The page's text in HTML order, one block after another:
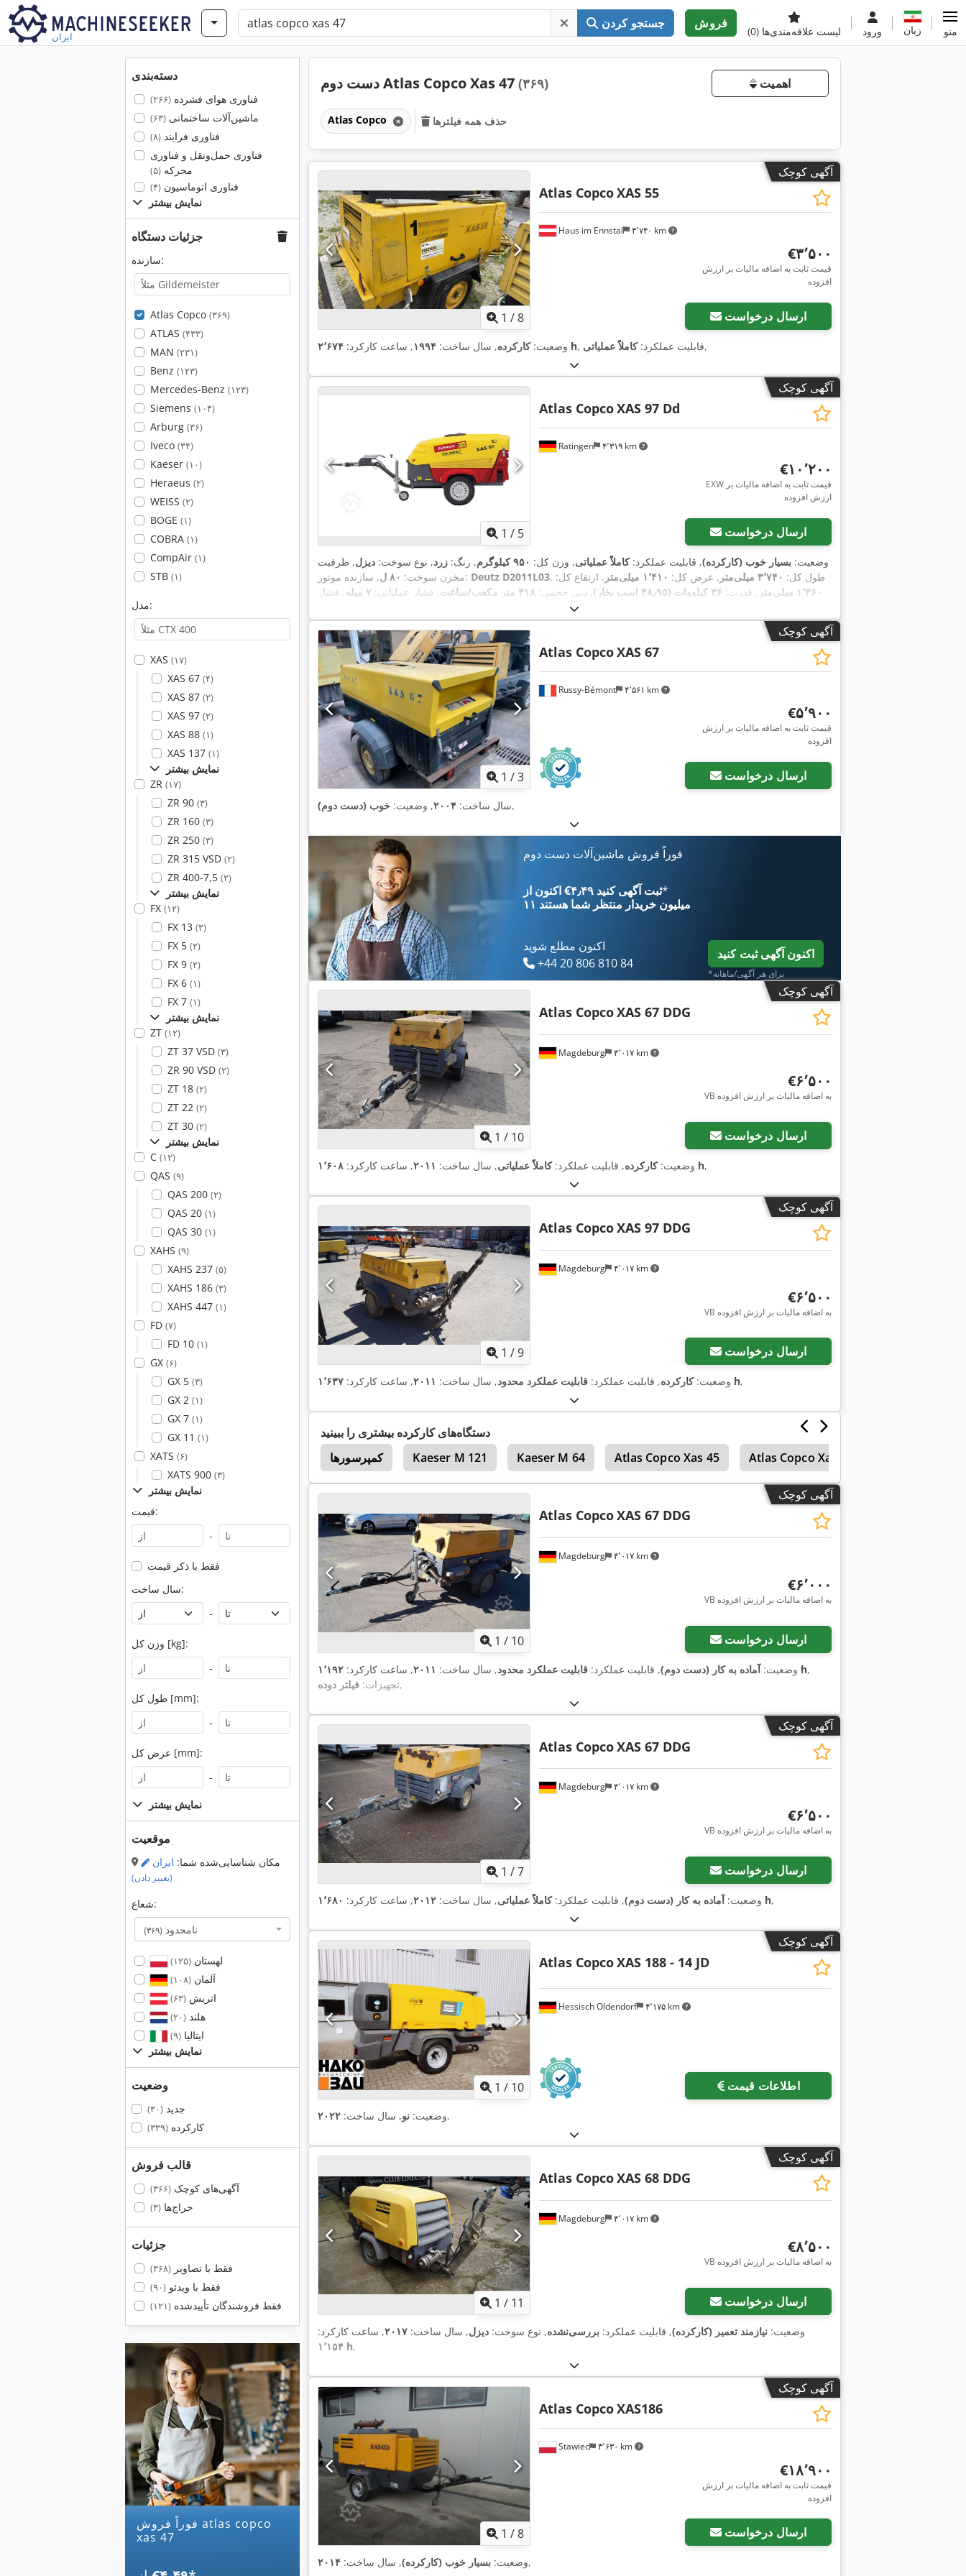
ایران
جستجو کردن فروش
لیست علاقه‌مندی‌ها (0) ورود زبان منو
دسته‌بندی
فناوری هوای فشرده(۲۶۶)
ماشین‌آلات ساختمانی(۶۳)
فناوری فرایند(۸)
فناوری حمل‌ونقل و فناوری
محرکه(۵)
فناوری اتوماسیون(۴)
نمایش بیشتر
جزئیات دستگاه
سازنده:
Atlas Copco (۳۶۹)
ATLAS (۴۳۳)
MAN (۲۳۱)
Benz (۱۲۳)
Mercedes-Benz (۱۲۳)
Siemens (۱۰۴)
Arburg (۳۶)
Iveco (۳۴)
Kaeser (۱۰)
Heraeus (۲)
WEISS (۲)
BOGE (۱)
COBRA (۱)
CompAir (۱)
STB (۱)
مدل:
XAS (۱۷)
XAS 67 (۴)
XAS 87 (۲)
XAS 97 (۲)
XAS 88 (۱)
XAS 137 (۱)
نمایش بیشتر
ZR (۱۷)
ZR 90 (۳)
ZR 160 (۳)
ZR 250 (۳)
ZR 315 VSD (۲)
ZR 400-7,5 (۲)
نمایش بیشتر
FX (۱۲)
FX 13 (۳)
FX 5 (۲)
FX 9 (۲)
FX 6 (۱)
FX 7 (۱)
نمایش بیشتر
ZT (۱۲)
ZT 37 VSD (۳)
ZR 90 VSD (۲)
ZT 18 (۲)
ZT 22 (۲)
ZT 30 (۲)
نمایش بیشتر
C (۱۲)
QAS (۹)
QAS 200 (۲)
QAS 20 (۱)
QAS 30 (۱)
XAHS (۹)
XAHS 237 (۵)
XAHS 186 (۳)
XAHS 447 (۱)
FD (۷)
FD 10 (۱)
GX (۶)
GX 5 (۳)
GX 2 (۱)
GX 7 (۱)
GX 11 (۱)
XATS (۶)
XATS 900 (۳)
نمایش بیشتر
قیمت:
-
فقط با ذکر قیمت
سال ساخت:
-
وزن کل [kg]:
-
طول کل [mm]:
-
عرض کل [mm]:
-
نمایش بیشتر
موقعیت
مکان شناسایی‌شده شما: ایران
(تغییر دادن)
شعاع:
نامحدود (۳۶۹)
لهستان(۱۲۵)
آلمان(۱۰۸)
اتریش(۶۳)
هلند(۲۰)
ایتالیا(۹)
نمایش بیشتر
وضعیت
جدید(۳۰)
کارکرده(۳۳۹)
قالب فروش
آگهی‌های کوچک(۳۶۶)
حراج‌ها(۳)
جزئیات
فقط با تصاویر(۳۶۸)
فقط با ویدئو(۹۰)
فقط فروشندگان تأییدشده(۱۲۱)
فوراً فروش atlas copco
xas 47
دست دوم Atlas Copco Xas 47 (۳۶۹) اهمیت
Atlas Copco حذف همه فیلترها
آگهی کوچک
1 /8
Haus im Ennstal ۳٬۷۴۰ km
Atlas CopcoXAS 55
‎€۳٬۵۰۰
قیمت ثابت به اضافه مالیات بر ارزش
افزوده
ارسال درخواست
وضعیت:کارکرده, سال ساخت: ۱۹۹۴, ساعت کارکرد: ۲٬۶۷۴ h , قابلیت عملکرد:کاملاً عملیاتی ,
آگهی کوچک
1 / 5
Ratingen ۴٬۳۱۹ km
Atlas CopcoXAS 97 Dd
‎€۱۰٬۲۰۰
EXW قیمت ثابت به اضافه مالیات بر
ارزش افزوده
ارسال درخواست
وضعیت: بسیار خوب (کارکرده), قابلیت عملکرد:کاملاً عملیاتی, وزن کل: ۹۵۰ کیلوگرم , رنگ: زرد, نوع سوخت: دیزل, ظرفیت
مخزن سوخت: ۸۰ ل , سازنده موتور: Deutz D2011L03 , طول کل: ۳٬۷۴۰ میلی‌متر , عرض کل: ۱٬۴۱۰ میلی‌متر
, ارتفاع کل:
۱٬۳۶۰ میلی‌متر
, قدرت: ۳۶ کیلووات (۴۸٫۹۵ اسب بخار) , دبی حجمی: ۳۱۸ متر مکعب/ساعت , فشار عملیاتی: ۷ میله
, فشار
(حداقل):
بازرسی بعدی (TÜV):۰۴/۲۰۲۵ , شماره دستگاه/وسیله نقلیه:APP418299 , تجهیزات:بازرسی ایمنی UVV,
آگهی کوچک
1 /3
Russy-Bémont ۴٬۵۶۱ km
Atlas CopcoXAS 67
‎€۵٬۹۰۰
قیمت ثابت به اضافه مالیات بر ارزش
افزوده
ارسال درخواست
سال ساخت: ۲۰۰۴, وضعیت: خوب (دست دوم) ,
فوراً فروش ماشین‌آلات دست دوم
اکنون از ‎€۴٫۴۹ ثبت آگهی کنید*
۱۱ میلیون خریدار منتظر شما هستند
اکنون مطلع شوید
+44 20 806 810 84
اکنون آگهی ثبت کنید
*برای هر آگهی/ماهانه
آگهی کوچک
1 / 10
Magdeburg ۴٬۰۱۷ km
Atlas CopcoXAS 67 DDG
‎€۶٬۵۰۰
VB به اضافه مالیات بر ارزش افزوده
ارسال درخواست
وضعیت:کارکرده, قابلیت عملکرد:کاملاً عملیاتی, سال ساخت: ۲۰۱۱, ساعت کارکرد: ۱٬۶۰۸ h,
آگهی کوچک
1 /9
Magdeburg ۴٬۰۱۷ km
Atlas CopcoXAS 97 DDG
‎€۶٬۵۰۰
VB به اضافه مالیات بر ارزش افزوده
ارسال درخواست
وضعیت:کارکرده, قابلیت عملکرد: قابلیت عملکرد محدود, سال ساخت: ۲۰۱۱, ساعت کارکرد: ۱٬۶۳۷ h,
دستگاه‌های کارکرده بیشتری را ببینید
کمپرسورها
Kaeser M 121 Kaeser M 64 Atlas Copco Xas 45 Atlas Copco Xas 185
Boge Autotronic
آگهی کوچک
1 / 10
Magdeburg ۴٬۰۱۷ km
Atlas CopcoXAS 67 DDG
‎€۶٬۰۰۰
VB به اضافه مالیات بر ارزش افزوده
ارسال درخواست
وضعیت:آماده به کار (دست دوم), قابلیت عملکرد: قابلیت عملکرد محدود, سال ساخت: ۲۰۱۱, ساعت کارکرد: ۱٬۱۹۲ h,
تجهیزات: فیلتر دوده ,
آگهی کوچک
1 /7
Magdeburg ۴٬۰۱۷ km
Atlas CopcoXAS 67 DDG
‎€۶٬۵۰۰
VB به اضافه مالیات بر ارزش افزوده
ارسال درخواست
وضعیت:آماده به کار (دست دوم), قابلیت عملکرد:کاملاً عملیاتی, سال ساخت: ۲۰۱۲, ساعت کارکرد: ۱٬۶۸۰ h,
آگهی کوچک
1 / 10
Hessisch Oldendorf ۴٬۱۷۵ km
Atlas CopcoXAS 188 - 14 JD
اطلاعات قیمت
وضعیت: نو, سال ساخت: ۲۰۲۲ ,
آگهی کوچک
1 / 11
Magdeburg ۴٬۰۱۷ km
Atlas CopcoXAS 68 DDG
‎€۸٬۵۰۰
VB به اضافه مالیات بر ارزش افزوده
ارسال درخواست
وضعیت: نیازمند تعمیر (کارکرده), قابلیت عملکرد: بررسی‌نشده, نوع سوخت: دیزل, سال ساخت: ۲۰۱۷, ساعت کارکرد:
۱٬۱۵۴ h,
آگهی کوچک
1 /8
Stawiec ۳٬۶۳۰ km
Atlas CopcoXAS186
‎€۱۸٬۹۰۰
قیمت ثابت به اضافه مالیات بر ارزش
افزوده
ارسال درخواست
وضعیت: بسیار خوب (کارکرده), سال ساخت: ۲۰۱۴ ,